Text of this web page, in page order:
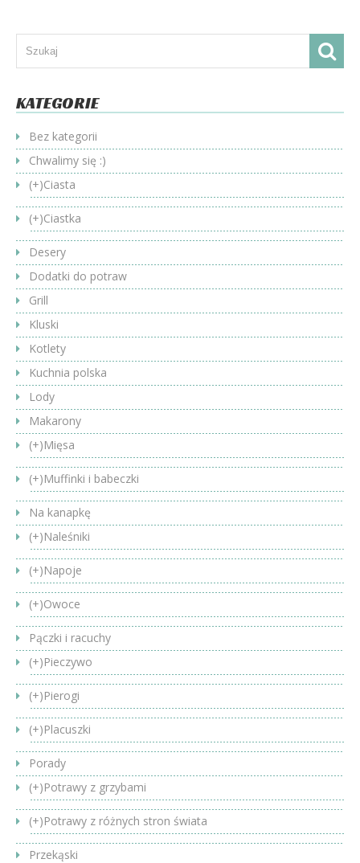
KATEGORIE
Bez kategorii
Chwalimy się :)
(+)Ciasta
(+)Ciastka
Desery
Dodatki do potraw
Grill
Kluski
Kotlety
Kuchnia polska
Lody
Makarony
(+)Mięsa
(+)Muffinki i babeczki
Na kanapkę
(+)Naleśniki
(+)Napoje
(+)Owoce
Pączki i racuchy
(+)Pieczywo
(+)Pierogi
(+)Placuszki
Porady
(+)Potrawy z grzybami
(+)Potrawy z różnych stron świata
Przekąski